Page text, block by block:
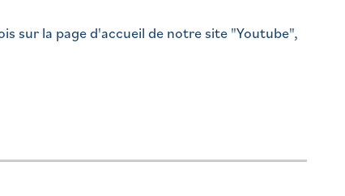
sur la page d'accueil de notre site "Youtube",